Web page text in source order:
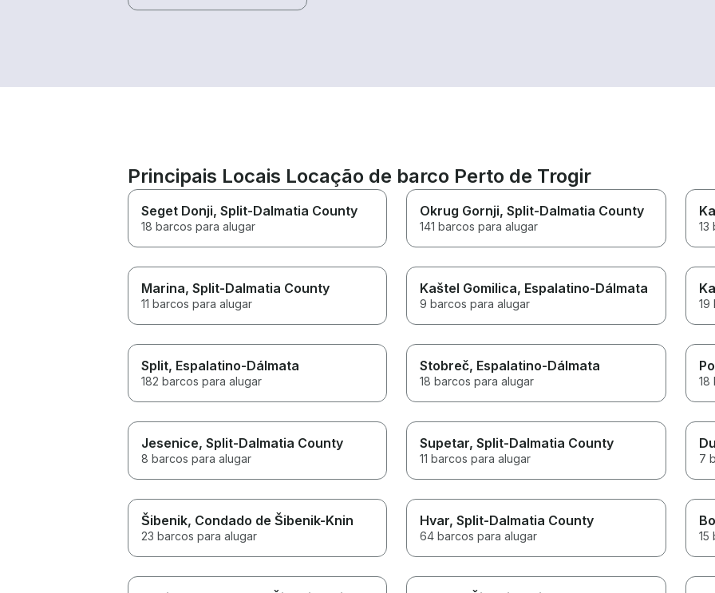
Principais Locais Locação de barco Perto de Trogir
Seget Donji, Split-Dalmatia County
18 barcos para alugar
Okrug Gornji, Split-Dalmatia County
141 barcos para alugar 13
Marina, Split-Dalmatia County
11 barcos para alugar
Kaštel Gomilica, Espalatino-Dálmata
9 barcos para alugar 19
Split, Espalatino-Dálmata
182 barcos para alugar
Stobreč, Espalatino-Dálmata
18 barcos para alugar 18
Jesenice, Split-Dalmatia County
8 barcos para alugar
Supetar, Split-Dalmatia County
11 barcos para alugar 7
Šibenik, Condado de Šibenik-Knin
23 barcos para alugar
Hvar, Split-Dalmatia County
64 barcos para alugar 15